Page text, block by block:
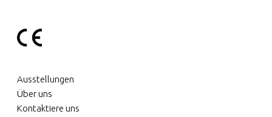
Ausstellungen
Über uns
Kontaktiere uns